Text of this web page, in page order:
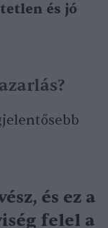
és jó
és ez a
felel a